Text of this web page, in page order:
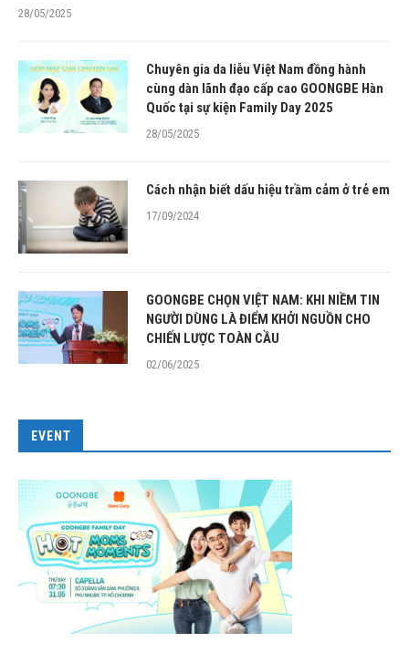
28/05/2025
Chuyên gia da liễu Việt Nam đồng hành
cùng dàn lãnh đạo cấp cao GOONGBE Hàn
Quốc tại sự kiện Family Day 2025
28/05/2025
Cách nhận biết dấu hiệu trầm cảm ở trẻ em
17/09/2024
GOONGBE CHỌN VIỆT NAM: KHI NIỀM TIN
NGƯỜI DÙNG LÀ ĐIỂM KHỞI NGUỒN CHO
CHIẾN LƯỢC TOÀN CẦU
02/06/2025
EVENT